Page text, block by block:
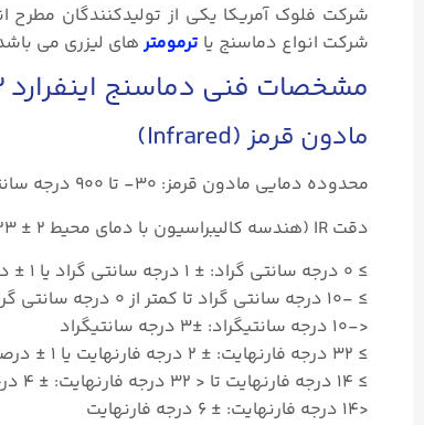
شرکت فلوک آمریکا یکی از تولیدکنندگان مطرح
شرکت انواع دماسنج یا ترمومترهای لیزری می
مشخصات فنی دماسنج اینفرارد fluke ۵۷۲
مادون قرمز (Infrared)
محدوده دمایی مادون قرمز: ۳۰- تا ۹۰۰ درجه سانتی گراد (۲۲- تا ۱۶۵۲ درجه فارنهایت)
دقت IR (هندسه کالیبراسیون با دمای محیط ۲ ± ۲۳ درجه سانتی گراد):
≥ ۰ درجه سانتی گراد: ± ۱ درجه سانتی گراد یا ۱ ± درصد قرائت، هر کدام بیشتر باشد.
≥ -۱۰ درجه سانتی گراد تا کمتر از ۰ درجه سانتی گراد: ± ۲ درجه سانتی گراد
<-۱۰ درجه سانتیگراد: ±۳ درجه سانتیگراد
≥ ۳۲ درجه فارنهایت: ± ۲ درجه فارنهایت یا ۱ ± درصد قرائت، هر کدام بیشتر باشد.
≥ ۱۴ درجه فارنهایت تا < ۳۲ درجه فارنهایت: ± ۴ درجه فارنهایت
<۱۴ درجه فارنهایت: ± ۶ درجه فارنهایت